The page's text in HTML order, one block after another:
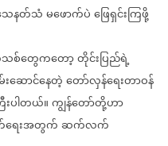
ေနတ်သံမဖောက်ပဲဖြေရှင်းကြဖို့
သစ်တွေကတော့တိုင်းပြည်ရဲ့
ဆောင်နေတဲ့တော်လှန်ရေးတာဝန်
းပါတယ်။ကျွန်တော်တို့ဟာ
ေးအတွက်ဆက်လက်